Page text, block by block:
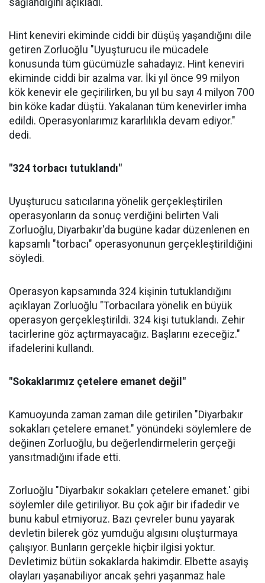
sağlandığını açıkladı.
Hint keneviri ekiminde ciddi bir düşüş yaşandığını dile
getiren Zorluoğlu "Uyuşturucu ile mücadele
konusunda tüm gücümüzle sahadayız. Hint keneviri
ekiminde ciddi bir azalma var. İki yıl önce 99 milyon
kök kenevir ele geçirilirken, bu yıl bu sayı 4 milyon 700
bin köke kadar düştü. Yakalanan tüm kenevirler imha
edildi. Operasyonlarımız kararlılıkla devam ediyor."
dedi.
"324 torbacı tutuklandı"
Uyuşturucu satıcılarına yönelik gerçekleştirilen
operasyonların da sonuç verdiğini belirten Vali
Zorluoğlu, Diyarbakır'da bugüne kadar düzenlenen en
kapsamlı "torbacı" operasyonunun gerçekleştirildiğini
söyledi.
Operasyon kapsamında 324 kişinin tutuklandığını
açıklayan Zorluoğlu "Torbacılara yönelik en büyük
operasyon gerçekleştirildi. 324 kişi tutuklandı. Zehir
tacirlerine göz açtırmayacağız. Başlarını ezeceğiz."
ifadelerini kullandı.
"Sokaklarımız çetelere emanet değil"
Kamuoyunda zaman zaman dile getirilen "Diyarbakır
sokakları çetelere emanet." yönündeki söylemlere de
değinen Zorluoğlu, bu değerlendirmelerin gerçeği
yansıtmadığını ifade etti.
Zorluoğlu "Diyarbakır sokakları çetelere emanet.' gibi
söylemler dile getiriliyor. Bu çok ağır bir ifadedir ve
bunu kabul etmiyoruz. Bazı çevreler bunu yayarak
devletin bilerek göz yumduğu algısını oluşturmaya
çalışıyor. Bunların gerçekle hiçbir ilgisi yoktur.
Devletimiz bütün sokaklarda hakimdir. Elbette asayiş
olayları yaşanabiliyor ancak şehri yaşanmaz hale